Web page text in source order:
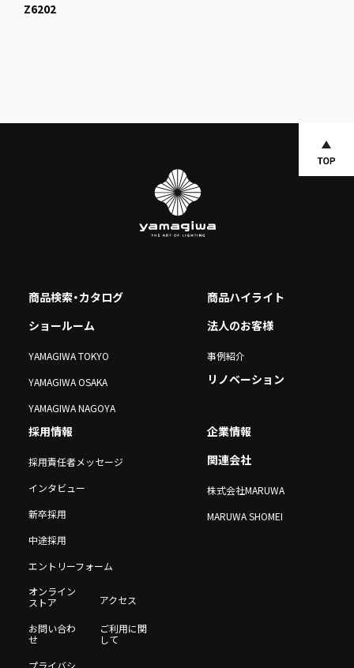
Z6202
商品検索・カタログ
商品ハイライト
ショールーム
YAMAGIWA TOKYO
YAMAGIWA OSAKA
YAMAGIWA NAGOYA
法人のお客様
事例紹介
リノベーション
採用情報
採用責任者メッセージ
インタビュー
新卒採用
中途採用
エントリーフォーム
企業情報
関連会社
株式会社MARUWA
MARUWA SHOMEI
オンライン
ストア
アクセス
お問い合わ
せ
ご利用に関
して
プライバシ